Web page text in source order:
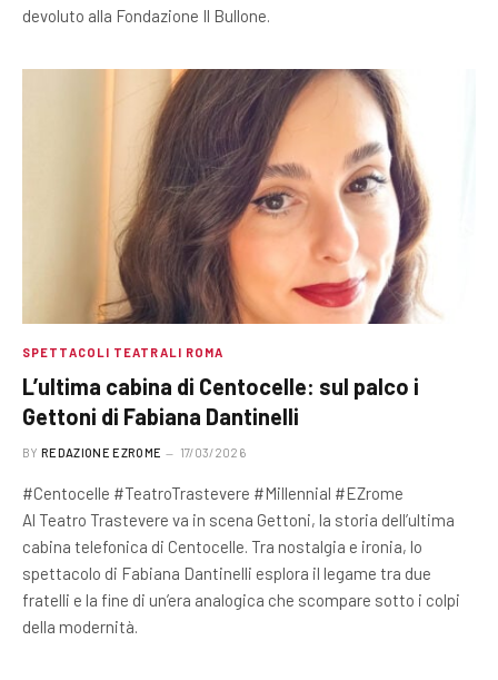
devoluto alla Fondazione Il Bullone.
SPETTACOLI TEATRALI ROMA
L’ultima cabina di Centocelle: sul palco i
Gettoni di Fabiana Dantinelli
BY REDAZIONE EZROME 17/03/2026
#Centocelle #TeatroTrastevere #Millennial #EZrome
Al Teatro Trastevere va in scena Gettoni, la storia dell’ultima
cabina telefonica di Centocelle. Tra nostalgia e ironia, lo
spettacolo di Fabiana Dantinelli esplora il legame tra due
fratelli e la fine di un’era analogica che scompare sotto i colpi
della modernità.